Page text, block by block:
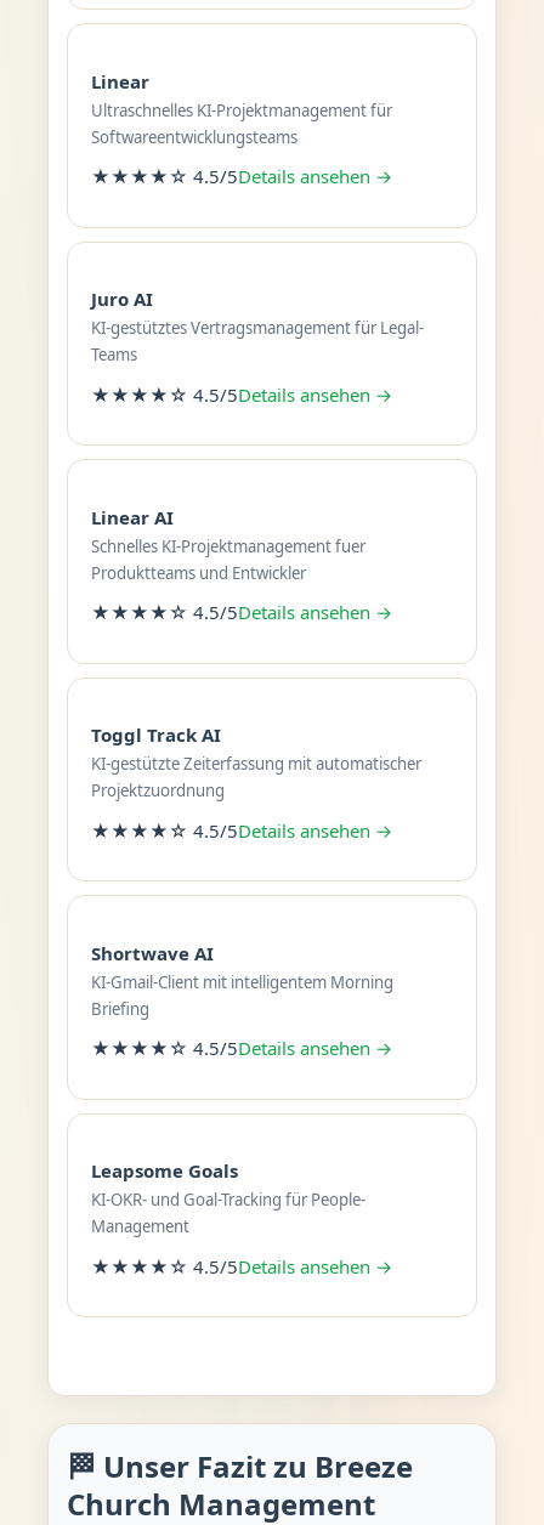
Linear
Ultraschnelles KI-Projektmanagement für
Softwareentwicklungsteams
★★★★☆ 4.5/5Details ansehen →
Juro AI
KI-gestütztes Vertragsmanagement für Legal-
Teams
★★★★☆ 4.5/5Details ansehen →
Linear AI
Schnelles KI-Projektmanagement fuer
Produktteams und Entwickler
★★★★☆ 4.5/5Details ansehen →
Toggl Track AI
KI-gestützte Zeiterfassung mit automatischer
Projektzuordnung
★★★★☆ 4.5/5Details ansehen →
Shortwave AI
KI-Gmail-Client mit intelligentem Morning
Briefing
★★★★☆ 4.5/5Details ansehen →
Leapsome Goals
KI-OKR- und Goal-Tracking für People-
Management
★★★★☆ 4.5/5Details ansehen →
🏁 Unser Fazit zu Breeze
Church Management